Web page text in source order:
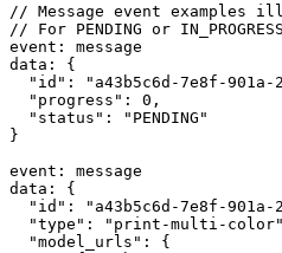
// Message event examples
// For PENDING or
event :
message
data :
{
"id" : "a43b5c6d-7e8f-901a-
"progress" : 0 ,
"status" :
"PENDING"
}
event :
message
data :
{
"id" : "a43b5c6d-7e8f-901a-
"type" : "print-multi-color"
"model_urls" : {